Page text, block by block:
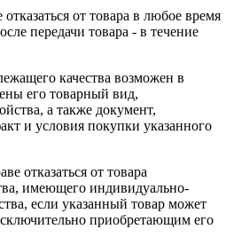
от товара в любое время
передачи товара - в течение
качества возможен в
его товарный вид,
а также документ,
и условия покупки указанного
отказаться от товара
имеющего индивидуально-
если указанный товар может
приобретающим его